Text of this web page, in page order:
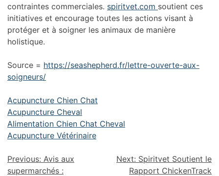
contraintes commerciales. spiritvet.com soutient ces
initiatives et encourage toutes les actions visant à
protéger et à soigner les animaux de manière
holistique.
Source = https://seashepherd.fr/lettre-ouverte-aux-
soigneurs/
Acupuncture Chien Chat
Acupuncture Cheval
Alimentation Chien Chat Cheval
Acupuncture Vétérinaire
Previous: Avis aux
supermarchés :
Next: Spiritvet Soutient le
Rapport ChickenTrack